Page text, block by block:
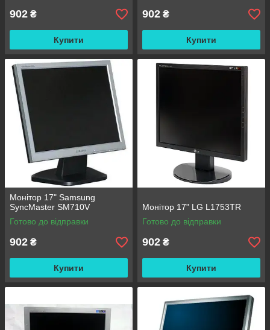
902 ₴
Купити
902 ₴
Купити
Монітор 17" Samsung
SyncMaster SM710V
Готово до відправки
902 ₴
Купити
Монітор 17" LG L1753TR
Готово до відправки
902 ₴
Купити